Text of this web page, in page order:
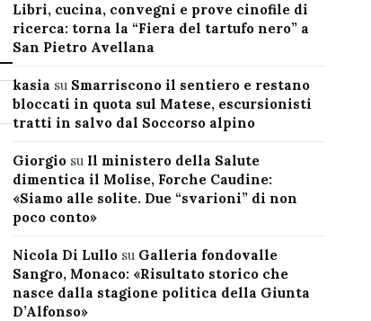
Libri, cucina, convegni e prove cinofile di
ricerca: torna la “Fiera del tartufo nero” a
San Pietro Avellana
kasia su Smarriscono il sentiero e restano
bloccati in quota sul Matese, escursionisti
tratti in salvo dal Soccorso alpino
Giorgiosu Il ministero della Salute
dimentica il Molise, Forche Caudine:
«Siamo alle solite. Due “svarioni” di non
poco conto»
Nicola Di Lullosu Galleria fondovalle
Sangro, Monaco: «Risultato storico che
nasce dalla stagione politica della Giunta
D’Alfonso»